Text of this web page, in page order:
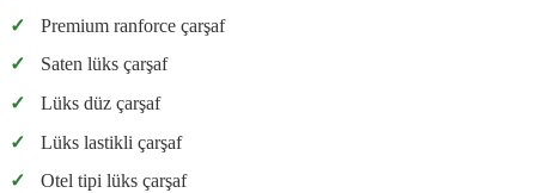
✓
Premium ranforce çarşaf
✓
Saten lüks çarşaf
✓
Lüks düz çarşaf
✓
Lüks lastikli çarşaf
✓
Otel tipi lüks çarşaf